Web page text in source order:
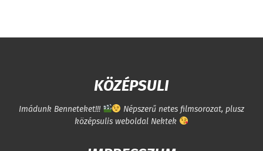
KÖZÉPSULI
Imádunk Benneteket!!!
Népszerű netes filmsorozat, plusz
középsulis weboldal Nektek